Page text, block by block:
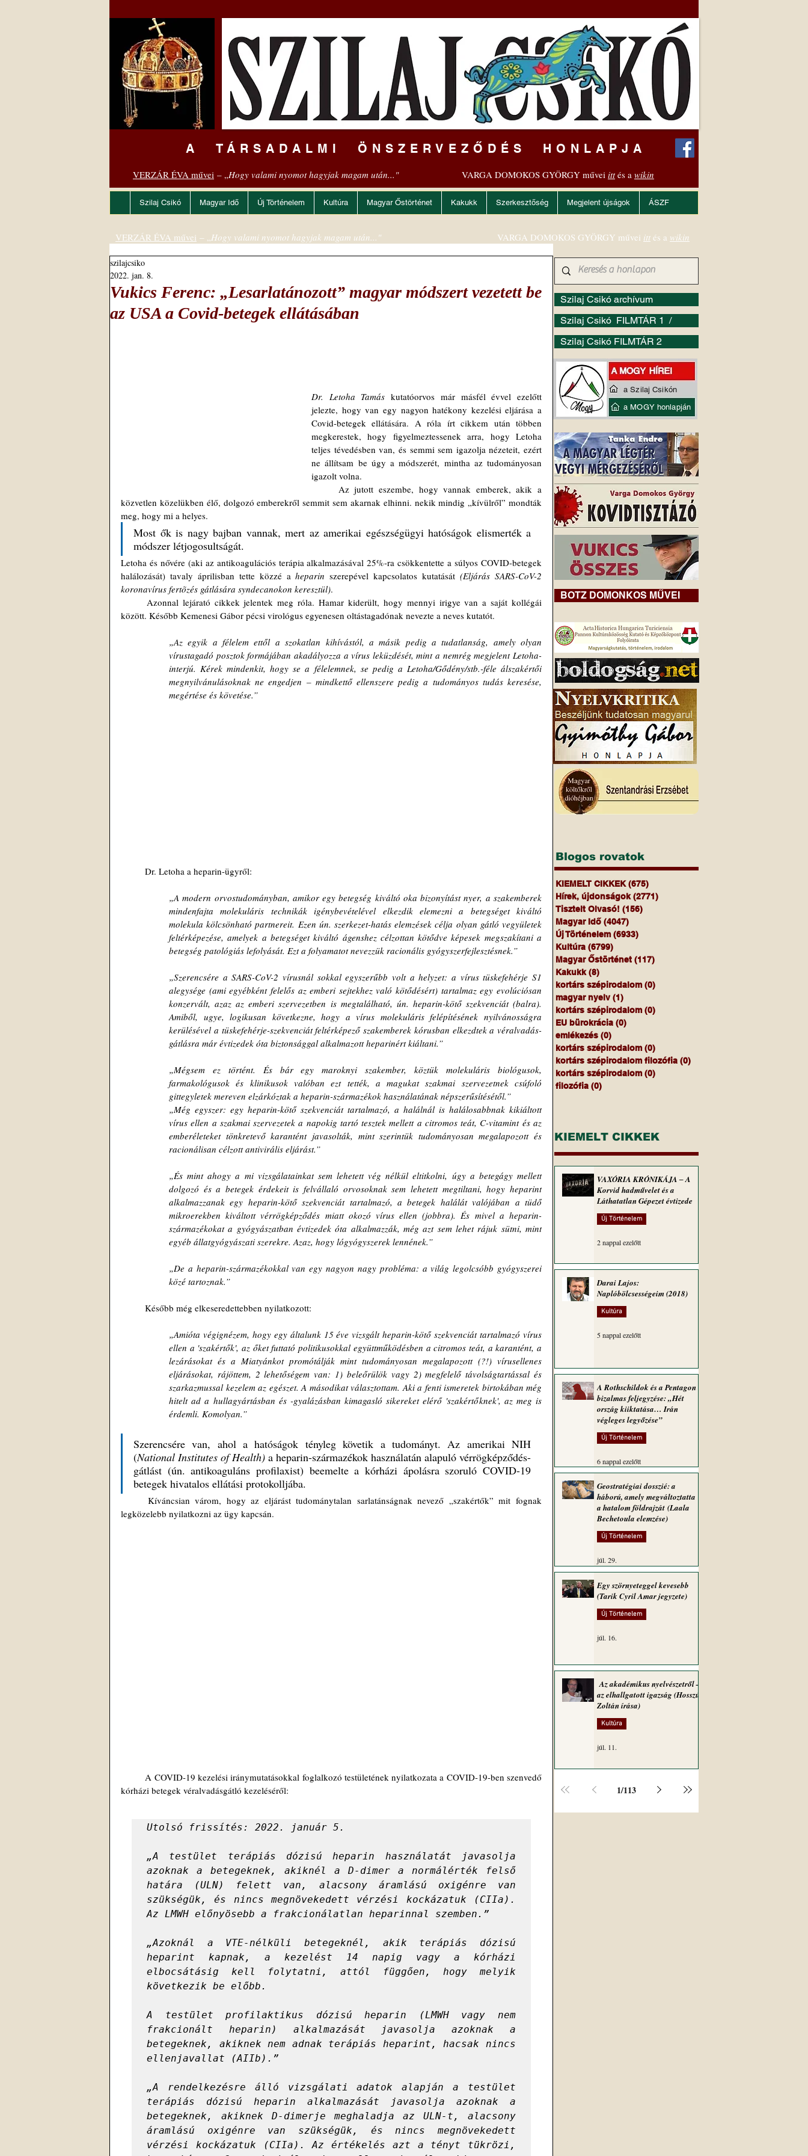
A TÁRSADALMI ÖNSZERVEZŐDÉS HONLAPJA
VERZÁR ÉVA művei – „Hogy valami nyomot hagyjak magam után..." VARGA DOMOKOS GYÖRGY művei ittés a wikin
Szilaj Csikó Magyar Idő Új Történelem Kultúra Magyar Őstörténet Kakukk Szerkesztőség Megjelent újságok ÁSZF
Vukics Ferenc: „Lesarlatánozott” magyar módszert vezetett be
az USA a Covid-betegek ellátásában
szilajcsiko
2022. jan. 8.
Dr. Letoha Tamás kutatóorvos már másfél évvel ezelőtt
jelezte, hogy van egy nagyon hatékony kezelési eljárása a
Covid-betegek ellátására. A róla írt cikkem után többen
megkerestek, hogy figyelmeztessenek arra, hogy Letoha
teljes tévedésben van, és semmi sem igazolja nézeteit, ezért
ne állítsam be úgy a módszerét, mintha az tudományosan
igazolt volna.
közvetlen közelükben élő, dolgozó emberekről semmit sem akarnak elhinni. nekik mindig „kívülről” mondták
meg, hogy mi a helyes.
Most ők is nagy bajban vannak, mert az amerikai egészségügyi hatóságok elismerték a
módszer létjogosultságát.
Letoha és nővére (aki az antikoagulációs terápia alkalmazásával 25%-ra csökkentette a súlyos COVID-betegek
halálozását) tavaly áprilisban tette közzé a heparin szerepével kapcsolatos kutatását (Eljárás SARS-CoV-2
koronavírus fertõzés gátlására syndecanokon keresztül).
között. Később Kemenesi Gábor pécsi virológus egyenesen oltástagadónak nevezte a neves kutatót.
„Az egyik a félelem ettől a szokatlan kihívástól, a másik pedig a tudatlanság, amely olyan
vírustagadó posztok formájában akadályozza a vírus leküzdését, mint a nemrég megjelent Letoha-
interjú. Kérek mindenkit, hogy se a félelemnek, se pedig a Letoha/Gődény/stb.-féle álszakértői
megnyilvánulásoknak ne engedjen – mindkettő ellenszere pedig a tudományos tudás keresése,
megértése és követése.”
	Dr. Letoha a heparin-ügyről:
„A modern orvostudományban, amikor egy betegség kiváltó oka bizonyítást nyer, a szakemberek
mindenfajta molekuláris technikák igénybevételével elkezdik elemezni a betegséget kiváltó
molekula kölcsönható partnereit. Ezen ún. szerkezet-hatás elemzések célja olyan gátló vegyületek
feltérképezése, amelyek a betegséget kiváltó ágenshez célzottan kötődve képesek megszakítani a
betegség patológiás lefolyását. Ezt a folyamatot nevezzük racionális gyógyszerfejlesztésnek.”
„Szerencsére a SARS-CoV-2 vírusnál sokkal egyszerűbb volt a helyzet: a vírus tüskefehérje S1
alegysége (ami egyébként felelős az emberi sejtekhez való kötődésért) tartalmaz egy evolúciósan
konzervált, azaz az emberi szervezetben is megtalálható, ún. heparin-kötő szekvenciát (balra).
Amiből, ugye, logikusan következne, hogy a vírus molekuláris felépítésének nyilvánosságra
kerülésével a tüskefehérje-szekvenciát feltérképező szakemberek kórusban elkezdtek a véralvadás-
gátlásra már évtizedek óta biztonsággal alkalmazott heparinért kiáltani.”
„Mégsem ez történt. És bár egy maroknyi szakember, köztük molekuláris biológusok,
farmakológusok és klinikusok valóban ezt tették, a magukat szakmai szervezetnek csúfoló
gittegyletek mereven elzárkóztak a heparin-származékok használatának népszerűsítésétől.”
„Még egyszer: egy heparin-kötő szekvenciát tartalmazó, a halálnál is halálosabbnak kikiáltott
vírus ellen a szakmai szervezetek a napokig tartó tesztek mellett a citromos teát, C-vitamint és az
emberéleteket tönkretevő karantént javasolták, mint szerintük tudományosan megalapozott és
racionálisan célzott antivirális eljárást.”
„És mint ahogy a mi vizsgálatainkat sem lehetett vég nélkül eltitkolni, úgy a betegágy mellett
dolgozó és a betegek érdekeit is felvállaló orvosoknak sem lehetett megtiltani, hogy heparint
alkalmazzanak egy heparin-kötő szekvenciát tartalmazó, a betegek halálát valójában a tüdő
mikroerekben kiváltott vérrögképződés miatt okozó vírus ellen (jobbra). És mivel a heparin-
származékokat a gyógyászatban évtizedek óta alkalmazzák, még azt sem lehet rájuk sütni, mint
egyéb állatgyógyászati szerekre. Azaz, hogy lógyógyszerek lennének.”
„De a heparin-származékokkal van egy nagyon nagy probléma: a világ legolcsóbb gyógyszerei
közé tartoznak.”
	Később még elkeseredettebben nyilatkozott:
„Amióta végignézem, hogy egy általunk 15 éve vizsgált heparin-kötő szekvenciát tartalmazó vírus
ellen a 'szakértők', az őket futtató politikusokkal együttműködésben a citromos teát, a karantént, a
lezárásokat és a Miatyánkot promótálják mint tudományosan megalapozott (?!) vírusellenes
eljárásokat, rájöttem, 2 lehetőségem van: 1) beleőrülök vagy 2) megfelelő távolságtartással és
szarkazmussal kezelem az egészet. A másodikat választottam. Aki a fenti ismeretek birtokában még
hitelt ad a hullagyártásban és -gyalázásban kimagasló sikereket elérő 'szakértőknek', az meg is
érdemli. Komolyan.”
Szerencsére van, ahol a hatóságok tényleg követik a tudományt. Az amerikai NIH
(National Institutes of Health) a heparin-származékok használatán alapuló vérrögképződés-
gátlást (ún. antikoaguláns profilaxist) beemelte a kórházi ápolásra szoruló COVID-19
betegek hivatalos ellátási protokolljába.
legközelebb nyilatkozni az ügy kapcsán.
	A COVID-19 kezelési iránymutatásokkal foglalkozó testületének nyilatkozata a COVID-19-ben szenvedő
kórházi betegek véralvadásgátló kezeléséről:
Utolsó frissítés: 2022. január 5.
„A testület terápiás dózisú heparin használatát javasolja
azoknak a betegeknek, akiknél a D-dimer a normálérték felső
határa (ULN) felett van, alacsony áramlású oxigénre van
szükségük, és nincs megnövekedett vérzési kockázatuk (CIIa).
Az LMWH előnyösebb a frakcionálatlan heparinnal szemben.”
„Azoknál a VTE-nélküli betegeknél, akik terápiás dózisú
heparint kapnak, a kezelést 14 napig vagy a kórházi
elbocsátásig kell folytatni, attól függően, hogy melyik
következik be előbb.
A testület profilaktikus dózisú heparin (LMWH vagy nem
frakcionált heparin) alkalmazását javasolja azoknak a
betegeknek, akiknek nem adnak terápiás heparint, hacsak nincs
ellenjavallat (AIIb).”
„A rendelkezésre álló vizsgálati adatok alapján a testület
terápiás dózisú heparin alkalmazását javasolja azoknak a
betegeknek, akiknek D-dimerje meghaladja az ULN-t, alacsony
áramlású oxigénre van szükségük, és nincs megnövekedett
vérzési kockázatuk (CIIa). Az értékelés azt a tényt tükrözi,
Szilaj Csikó archívum
Szilaj Csikó FILMTÁR 1 /
Szilaj Csikó FILMTÁR 2
VERZÁR ÉVA művei – „Hogy valami nyomot hagyjak magam után..." VARGA DOMOKOS GYÖRGY művei itt és a wikin
BOTZ DOMONKOS MŰVEI
Blogos rovatok
KIEMELT CIKKEK (675)
Hírek, újdonságok (2771)
Tisztelt Olvasó! (156)
Magyar Idő (4047)
Új Történelem (6933)
Kultúra (6799)
Magyar Őstörténet (117)
Kakukk (8)
kortárs szépirodalom (0)
magyar nyelv (1)
kortárs szépirodalom (0)
EU bürokrácia (0)
emlékezés (0)
kortárs szépirodalom (0)
kortárs szépirodalom filozófia (0)
kortárs szépirodalom (0)
filozófia (0)
KIEMELT CIKKEK
VAXÓRIA KRÓNIKÁJA ‒ A
Korvid hadművelet és a
Láthatatlan Gépezet évtizede
Új Történelem
2 nappal ezelőtt
Darai Lajos:
Naplóbölcsességeim (2018)
Kultúra
5 nappal ezelőtt
A Rothschildok és a Pentagon
bizalmas feljegyzése: „Hét
ország kiiktatása… Irán
végleges legyőzése”
Új Történelem
6 nappal ezelőtt
Geostratégiai dosszié: a
háború, amely megváltoztatta
a hatalom földrajzát (Laala
Bechetoula elemzése)
Új Történelem
júl. 29.
Egy szörnyeteggel kevesebb
(Tarik Cyril Amar jegyzete)
Új Történelem
júl. 16.
Az akadémikus nyelvészetről –
az elhallgatott igazság (Hosszú
Zoltán írása)
Kultúra
júl. 11.
1/113
a Szilaj Csikón
a MOGY honlapján